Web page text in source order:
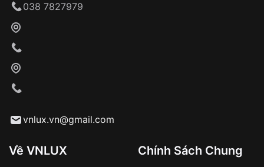
Khách hàng kiểm tra và thanh toán trực tiếp
Từ khóa SEO:
038 7827979
vnlux.vn@gmail.com
Về VNLUX Chính Sách Chung